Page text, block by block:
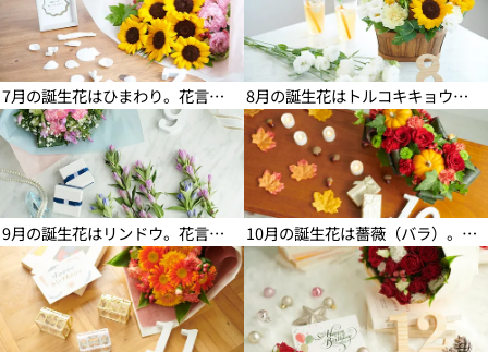
7月の誕生花はひまわり。花言葉・花束の本数の意味などについて 8月の誕生花はトルコキキョウ。紫、白など色ごとの花言葉などを紹介
9月の誕生花の花言葉や育て方
9月の誕生花はリンドウ。花言葉・色・切り花を長持ちさせる方法など
10月の誕生花の花言葉や育て
方
10月の誕生花は薔薇（バラ）。花言葉・プレゼント本数・おしゃれな飾り方など
11月の誕生花の花言葉や育て
方
12月の誕生花の花言葉や育て